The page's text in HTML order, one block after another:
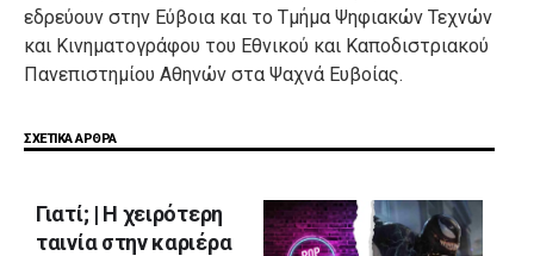
εδρεύουν στην Εύβοια και το Τμήμα Ψηφιακών Τεχνών
και Κινηματογράφου του Εθνικού και Καποδιστριακού
Πανεπιστημίου Αθηνών στα Ψαχνά Ευβοίας.
ΣΧΕΤΙΚΑ ΑΡΘΡΑ
Γιατί; | Η χειρότερη
ταινία στην καριέρα